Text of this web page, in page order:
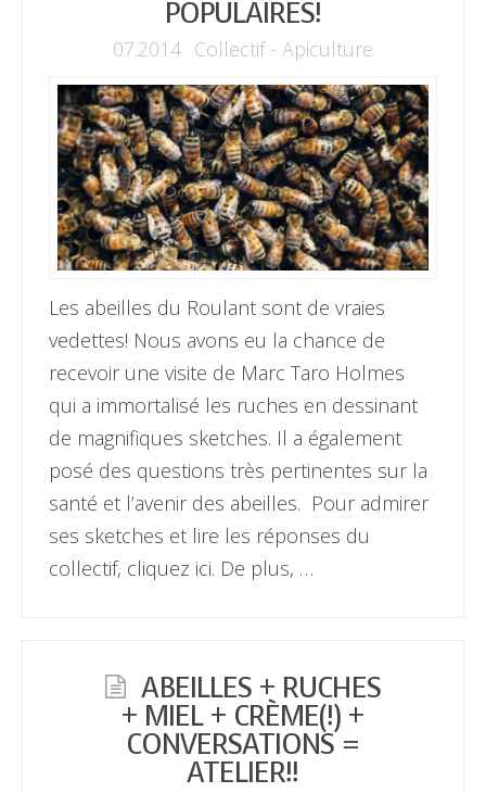
POPULAIRES!
07.2014 Collectif - Apiculture
Les abeilles du Roulant sont de vraies
vedettes! Nous avons eu la chance de
recevoir une visite de Marc Taro Holmes
qui a immortalisé les ruches en dessinant
de magnifiques sketches. Il a également
posé des questions très pertinentes sur la
santé et l’avenir des abeilles. Pour admirer
ses sketches et lire les réponses du
collectif, cliquez ici. De plus, …
ABEILLES + RUCHES
+ MIEL + CRÈME(!) +
CONVERSATIONS =
ATELIER!!